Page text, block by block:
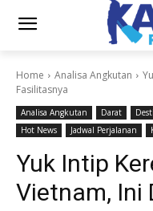
Home Analisa Angkutan
Fasilitasnya
Analisa Angkutan Darat
Hot News
Jadwal Perjalanan
Yuk Intip
Vietnam, Ini